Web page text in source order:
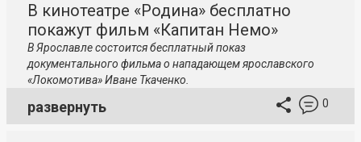
В кинотеатре «Родина» бесплатно
покажут фильм «Капитан Немо»
В Ярославле состоится бесплатный показ
документального фильма о нападающем ярославского
«Локомотива» Иване Ткаченко.
развернуть 0